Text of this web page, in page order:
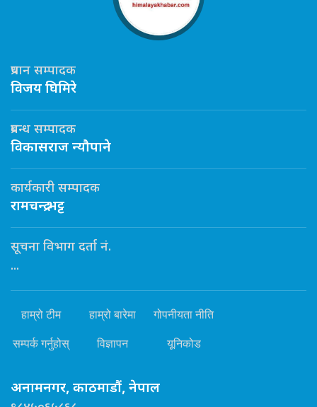
प्रधान सम्पादक
विजय घिमिरे
प्रबन्ध सम्पादक
विकासराज न्यौपाने
कार्यकारी सम्पादक
रामचन्द्र भट्ट
सूचना विभाग दर्ता नं.
...
हाम्रो टीम हाम्रो बारेमा गोपनीयता नीति
सम्पर्क गर्नुहोस् विज्ञापन यूनिकोड
अनामनगर, काठमाडौं, नेपाल